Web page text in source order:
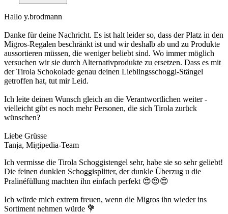
Hallo y.brodmann
Danke für deine Nachricht. Es ist halt leider so, dass der Platz in den
Migros-Regalen beschränkt ist und wir deshalb ab und zu Produkte
aussortieren müssen, die weniger beliebt sind. Wo immer möglich
versuchen wir sie durch Alternativprodukte zu ersetzen. Dass es mit
der Tirola Schokolade genau deinen Lieblingsschoggi-Stängel
getroffen hat, tut mir Leid.
Ich leite deinen Wunsch gleich an die Verantwortlichen weiter -
vielleicht gibt es noch mehr Personen, die sich Tirola zurück
wünschen?
Liebe Grüsse
Tanja, Migipedia-Team
Ich vermisse die Tirola Schoggistengel sehr, habe sie so sehr geliebt!
Die feinen dunklen Schoggisplitter, der dunkle Überzug u die
Pralinéfüllung machten ihn einfach perfekt 😍😍😍
Ich würde mich extrem freuen, wenn die Migros ihn wieder ins
Sortiment nehmen würde 💐